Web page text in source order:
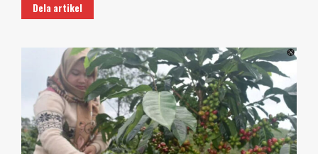
Dela artikel